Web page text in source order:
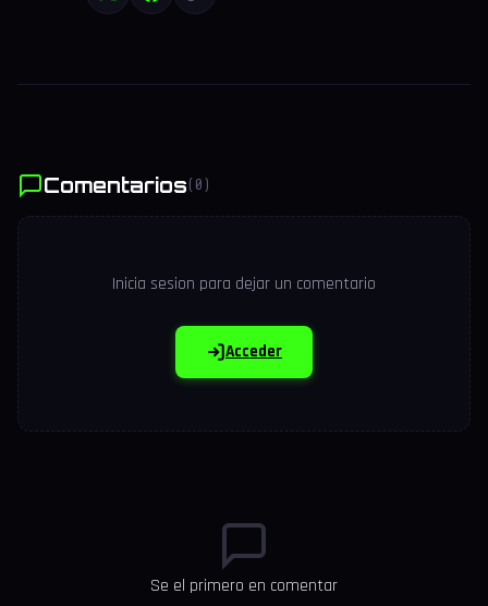
Comentarios (0)
Inicia sesion para dejar un comentario
Acceder
Se el primero en comentar